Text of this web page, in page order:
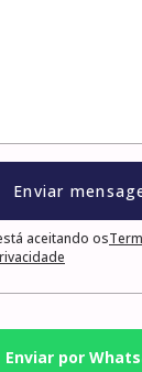
Enviar
aceitando os
Enviar por